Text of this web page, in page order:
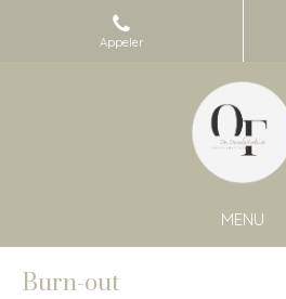
Appeler
MENU
Burn-out